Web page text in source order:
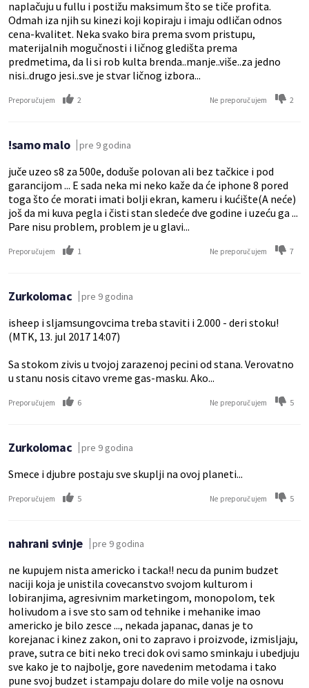
naplačuju u fullu i postižu maksimum što se tiče profita.
Odmah iza njih su kinezi koji kopiraju i imaju odličan odnos
cena-kvalitet. Neka svako bira prema svom pristupu,
materijalnih mogučnosti i ličnog gledišta prema
predmetima, da li si rob kulta brenda..manje..više..za jedno
nisi..drugo jesi..sve je stvar ličnog izbora...
Preporučujem 2 Ne preporučujem 2
!samo malo pre 9 godina
juče uzeo s8 za 500e, doduše polovan ali bez tačkice i pod
garancijom ... E sada neka mi neko kaže da će iphone 8 pored
toga što će morati imati bolji ekran, kameru i kućište(A neće)
još da mi kuva pegla i čisti stan sledeće dve godine i uzeću ga ...
Pare nisu problem, problem je u glavi...
Preporučujem 1 Ne preporučujem 7
Zurkolomac pre 9 godina
isheep i sljamsungovcima treba staviti i 2.000 - deri stoku!
(MTK, 13. jul 2017 14:07)
Sa stokom zivis u tvojoj zarazenoj pecini od stana. Verovatno
u stanu nosis citavo vreme gas-masku. Ako...
Preporučujem 6 Ne preporučujem 5
Zurkolomac pre 9 godina
Smece i djubre postaju sve skuplji na ovoj planeti...
Preporučujem 5 Ne preporučujem 5
nahrani svinje pre 9 godina
ne kupujem nista americko i tacka!! necu da punim budzet
naciji koja je unistila covecanstvo svojom kulturom i
lobiranjima, agresivnim marketingom, monopolom, tek
holivudom a i sve sto sam od tehnike i mehanike imao
americko je bilo zesce ..., nekada japanac, danas je to
korejanac i kinez zakon, oni to zapravo i proizvode, izmisljaju,
prave, sutra ce biti neko treci dok ovi samo sminkaju i ubedjuju
sve kako je to najbolje, gore navedenim metodama i tako
pune svoj budzet i stampaju dolare do mile volje na osnovu